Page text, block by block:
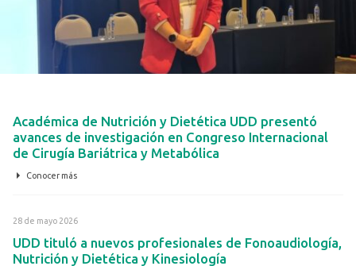
Académica de Nutrición y Dietética UDD presentó
avances de investigación en Congreso Internacional
de Cirugía Bariátrica y Metabólica
Conocer más
28 de mayo 2026
UDD tituló a nuevos profesionales de Fonoaudiología,
Nutrición y Dietética y Kinesiología